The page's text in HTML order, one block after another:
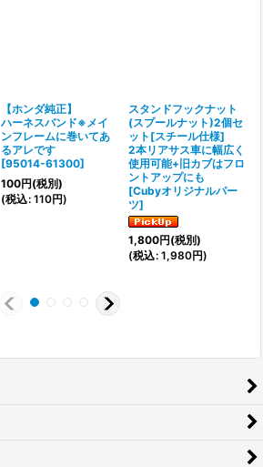
【ホンダ純正】
ハーネスバンド※メイ
ンフレームに巻いてあ
るアレです
[95014-61300]
100円(税別)
(税込: 110円)
スタンドフックナット
(スプールナット)2個セ
ット[スチール仕様]
2本リアサス車に幅広く
使用可能+旧カブはフロ
ントアップにも
[Cubyオリジナルパー
ツ]
1,800円(税別)
(税込: 1,980円)